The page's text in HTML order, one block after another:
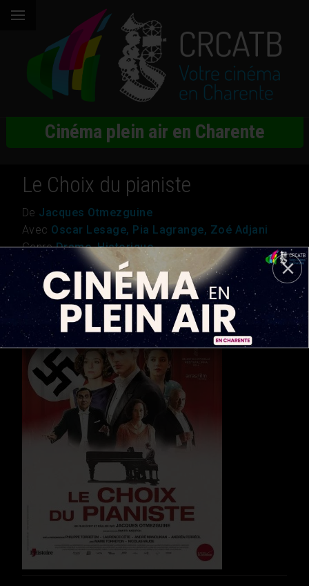
Cinéma plein air en Charente
Le Choix du pianiste
De Jacques Otmezguine
Avec Oscar Lesage, Pia Lagrange, Zoé Adjani
GenreDrame, Historique
Nationalité
France
Durée1h 46